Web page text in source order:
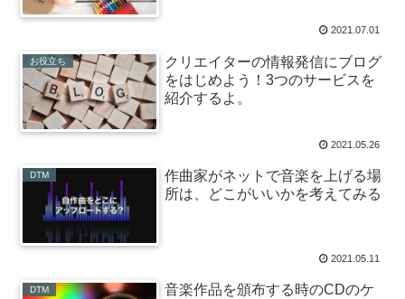
2021.07.01
お役立ち
クリエイターの情報発信にブログ
をはじめよう！3つのサービスを
紹介するよ。
2021.05.26
DTM
作曲家がネットで音楽を上げる場
所は、どこがいいかを考えてみる
2021.05.11
DTM
音楽作品を頒布する時のCDのケ